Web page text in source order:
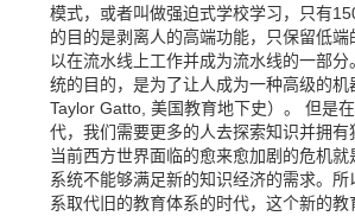
模式，或者叫做强迫式学校学习，只有
的目的是剥离人的高端功能，只保留低
以在流水线上工作并成为流水线的一部分
统的目的，是为了让人成为一种高级的机
Taylor Gatto, 美国教育地下史）。 但是
代，我们需要更多的人去探索知识并拥有
当前西方世界面临的愈来愈加剧的危机
系统不能够满足新的知识经济的需求。
系取代旧的教育体系的时代，这个新的教